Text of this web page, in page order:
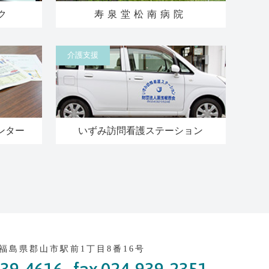
寿泉堂松南病院
ター
介護支援
いずみ訪問看護ステーション
県郡山市駅前1丁目8番16号